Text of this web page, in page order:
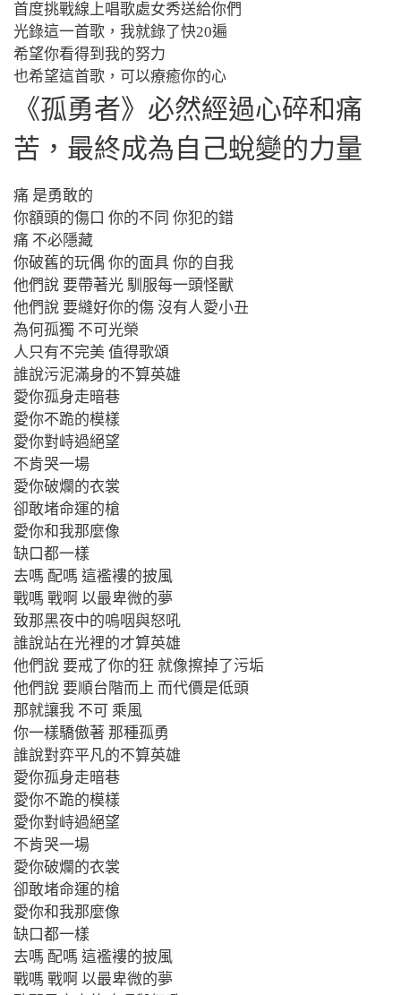
首度挑戰線上唱歌處女秀送給你們
光錄這一首歌，我就錄了快20遍
希望你看得到我的努力
也希望這首歌，可以療癒你的心
《孤勇者》必然經過心碎和痛
苦，最終成為自己蛻變的力量
痛 是勇敢的
你額頭的傷口 你的不同 你犯的錯
痛 不必隱藏
你破舊的玩偶 你的面具 你的自我
他們說 要帶著光 馴服每一頭怪獸
他們說 要縫好你的傷 沒有人愛小丑
為何孤獨 不可光榮
人只有不完美 值得歌頌
誰說污泥滿身的不算英雄
愛你孤身走暗巷
愛你不跪的模樣
愛你對峙過絕望
不肯哭一場
愛你破爛的衣裳
卻敢堵命運的槍
愛你和我那麼像
缺口都一樣
去嗎 配嗎 這襤褸的披風
戰嗎 戰啊 以最卑微的夢
致那黑夜中的嗚咽與怒吼
誰說站在光裡的才算英雄
他們說 要戒了你的狂 就像擦掉了污垢
他們說 要順台階而上 而代價是低頭
那就讓我 不可 乘風
你一樣驕傲著 那種孤勇
誰說對弈平凡的不算英雄
愛你孤身走暗巷
愛你不跪的模樣
愛你對峙過絕望
不肯哭一場
愛你破爛的衣裳
卻敢堵命運的槍
愛你和我那麼像
缺口都一樣
去嗎 配嗎 這襤褸的披風
戰嗎 戰啊 以最卑微的夢